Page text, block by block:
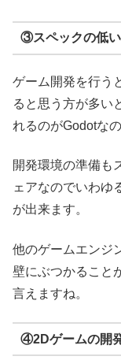
③スペックの低
ゲーム開発を行う
ると思う方が多い
れるのがGodotなの
開発環境の準備も
ェアなのでいわゆ
が出来ます。
他のゲームエンジ
壁にぶつかること
言えますね。
④2Dゲームの開